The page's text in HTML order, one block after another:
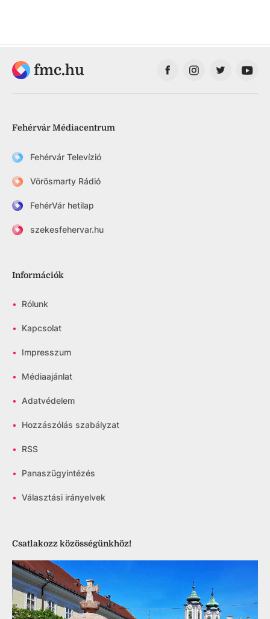
fmc.hu
Fehérvár Médiacentrum
Fehérvár Televízió
Vörösmarty Rádió
FehérVár hetilap
szekesfehervar.hu
Információk
• Rólunk
• Kapcsolat
• Impresszum
• Médiaajánlat
• Adatvédelem
• Hozzászólás szabályzat
• RSS
• Panaszügyintézés
• Választási irányelvek
Csatlakozz közösségünkhöz!